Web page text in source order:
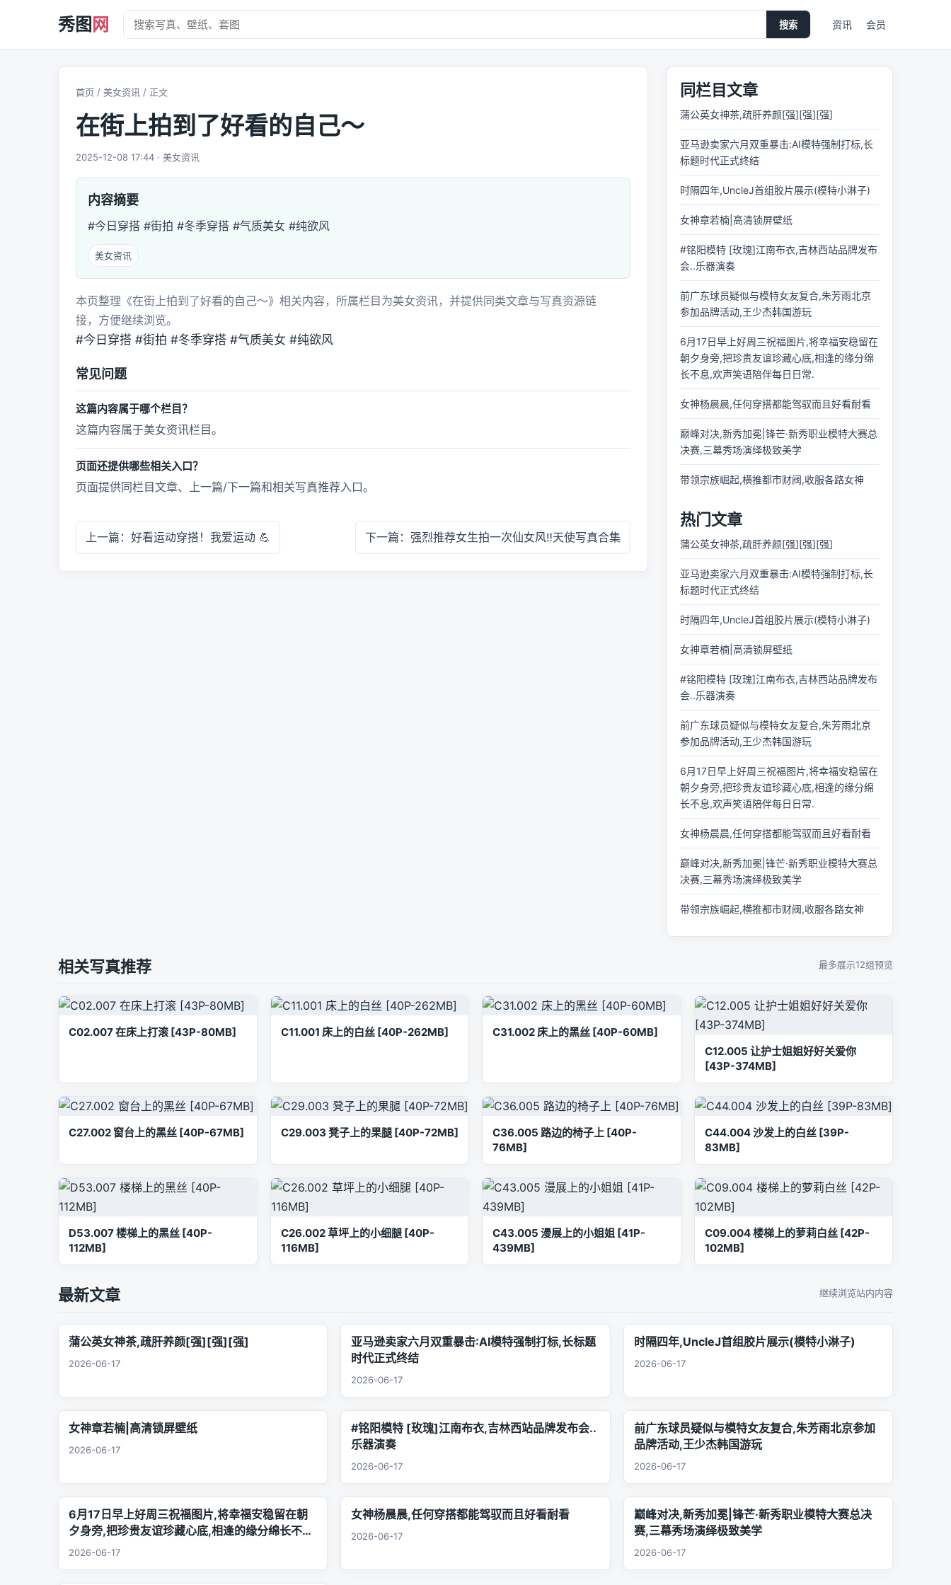
秀图 网 搜索 资讯 会员
首页 / 美女资讯 / 正文
在街上拍到了好看的自己～
2025-12-08 17:44 · 美女资讯
内容摘要
#今日穿搭 #街拍 #冬季穿搭 #气质美女 #纯欲风
美女资讯
本页整理《在街上拍到了好看的自己～》相关内容，所属栏目为美女资讯，并提供同类文章与写真资源链
接，方便继续浏览。
#今日穿搭 #街拍 #冬季穿搭 #气质美女 #纯欲风
常见问题
这篇内容属于哪个栏目？
这篇内容属于美女资讯栏目。
页面还提供哪些相关入口？
页面提供同栏目文章、上一篇/下一篇和相关写真推荐入口。
上一篇：好看运动穿搭！我爱运动 💪 下一篇：强烈推荐女生拍一次仙女风‼️天使写真合集
同栏目文章
蒲公英女神茶,疏肝养颜[强][强][强]
亚马逊卖家六月双重暴击:AI模特强制打标,长
标题时代正式终结
时隔四年,UncleJ首组胶片展示(模特小淋子)
女神章若楠|高清锁屏壁纸
#铭阳模特 [玫瑰]江南布衣,吉林西站品牌发布
会..乐器演奏
前广东球员疑似与模特女友复合,朱芳雨北京
参加品牌活动,王少杰韩国游玩
6月17日早上好周三祝福图片,将幸福安稳留在
朝夕身旁,把珍贵友谊珍藏心底,相逢的缘分绵
长不息,欢声笑语陪伴每日日常.
女神杨晨晨,任何穿搭都能驾驭而且好看耐看
巅峰对决,新秀加冕|锋芒·新秀职业模特大赛总
决赛,三幕秀场演绎极致美学
带领宗族崛起,横推都市财阀,收服各路女神
热门文章
蒲公英女神茶,疏肝养颜[强][强][强]
亚马逊卖家六月双重暴击:AI模特强制打标,长
标题时代正式终结
时隔四年,UncleJ首组胶片展示(模特小淋子)
女神章若楠|高清锁屏壁纸
#铭阳模特 [玫瑰]江南布衣,吉林西站品牌发布
会..乐器演奏
前广东球员疑似与模特女友复合,朱芳雨北京
参加品牌活动,王少杰韩国游玩
6月17日早上好周三祝福图片,将幸福安稳留在
朝夕身旁,把珍贵友谊珍藏心底,相逢的缘分绵
长不息,欢声笑语陪伴每日日常.
女神杨晨晨,任何穿搭都能驾驭而且好看耐看
巅峰对决,新秀加冕|锋芒·新秀职业模特大赛总
决赛,三幕秀场演绎极致美学
带领宗族崛起,横推都市财阀,收服各路女神
相关写真推荐 最多展示12组预览
C02.007 在床上打滚 [43P-80MB] C11.001 床上的白丝 [40P-262MB]
C31.002 床上的黑丝 [40P-60MB]
C12.005 让护士姐姐好好关爱你
[43P-374MB]
C27.002 窗台上的黑丝 [40P-67MB] C29.003 凳子上的果腿 [40P-72MB]
C36.005 路边的椅子上 [40P-
76MB]
C44.004 沙发上的白丝 [39P-
83MB]
D53.007 楼梯上的黑丝 [40P-
112MB]
C26.002 草坪上的小细腿 [40P-
116MB]
C43.005 漫展上的小姐姐 [41P-
439MB]
C09.004 楼梯上的萝莉白丝 [42P-
102MB]
最新文章 继续浏览站内内容
蒲公英女神茶,疏肝养颜[强][强][强]
2026-06-17
亚马逊卖家六月双重暴击:AI模特强制打标,长标题
时代正式终结
2026-06-17
时隔四年,UncleJ首组胶片展示(模特小淋子)
2026-06-17
女神章若楠|高清锁屏壁纸
2026-06-17
#铭阳模特 [玫瑰]江南布衣,吉林西站品牌发布会..
乐器演奏
2026-06-17
前广东球员疑似与模特女友复合,朱芳雨北京参加
品牌活动,王少杰韩国游玩
2026-06-17
6月17日早上好周三祝福图片,将幸福安稳留在朝
夕身旁,把珍贵友谊珍藏心底,相逢的缘分绵长不息,
欢声笑语陪伴每日日常.
2026-06-17
女神杨晨晨,任何穿搭都能驾驭而且好看耐看
2026-06-17
巅峰对决,新秀加冕|锋芒·新秀职业模特大赛总决
赛,三幕秀场演绎极致美学
2026-06-17